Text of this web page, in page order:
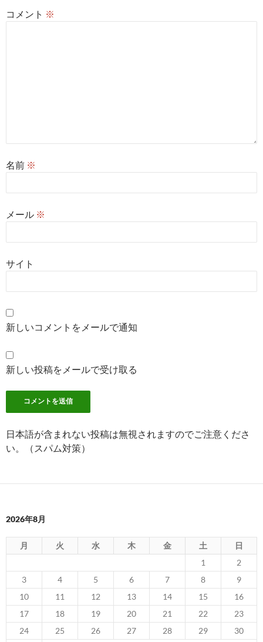
コメント ※
名前 ※
メール ※
サイト
新しいコメントをメールで通知
新しい投稿をメールで受け取る
日本語が含まれない投稿は無視されますのでご注意くださ
い。（スパム対策）
2026年8月
月 火 水 木 金 土
日
1
2
3
4 5 6 7 8
9
10
11 12 13 14 15
16
17
18 19 20 21 22
23
24
25 26 27 28 29
30